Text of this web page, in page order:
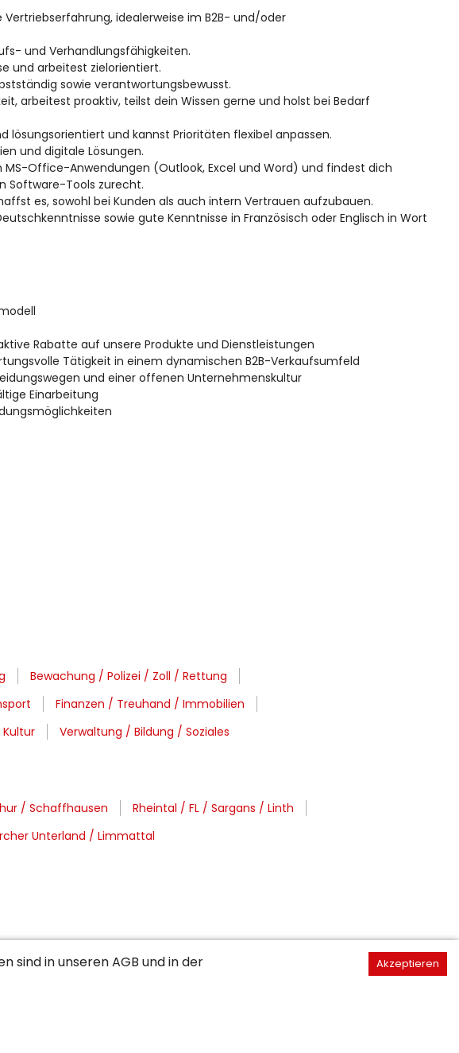
idealerweise im B2B- und/oder
und Verhandlungsfähigkeiten.
und arbeitest zielorientiert.
sowie verantwortungsbewusst.
arbeitest proaktiv, teilst dein Wissen gerne und holst bei Bedarf
lösungsorientiert und kannst Prioritäten flexibel anpassen.
und digitale Lösungen.
Office-Anwendungen (Outlook, Excel und Word) und findest dich
Software-Tools zurecht.
es, sowohl bei Kunden als auch intern Vertrauen aufzubauen.
sowie gute Kenntnisse in Französisch oder Englisch in Wort
Rabatte auf unsere Produkte und Dienstleistungen
Tätigkeit in einem dynamischen B2B-Verkaufsumfeld
und einer offenen Unternehmenskultur
Einarbeitung
Bewachung / Polizei / Zoll / Rettung
Finanzen / Treuhand / Immobilien
Verwaltung / Bildung / Soziales
/ Schaffhausen
Rheintal / FL / Sargans / Linth
Unterland / Limmattal
sind in unserenAGB und in der
Akzeptieren